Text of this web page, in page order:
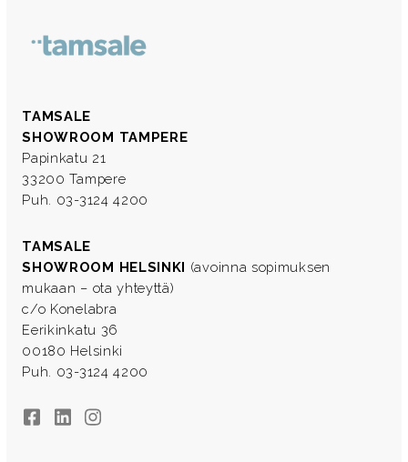
TAMSALE
SHOWROOM TAMPERE
Papinkatu 21
33200 Tampere
Puh. 03-3124 4200
TAMSALE
SHOWROOM HELSINKI (avoinna sopimuksen
mukaan – ota yhteyttä)
c/o Konelabra
Eerikinkatu 36
00180 Helsinki
Puh. 03-3124 4200
FacebookLinkedInInstagram